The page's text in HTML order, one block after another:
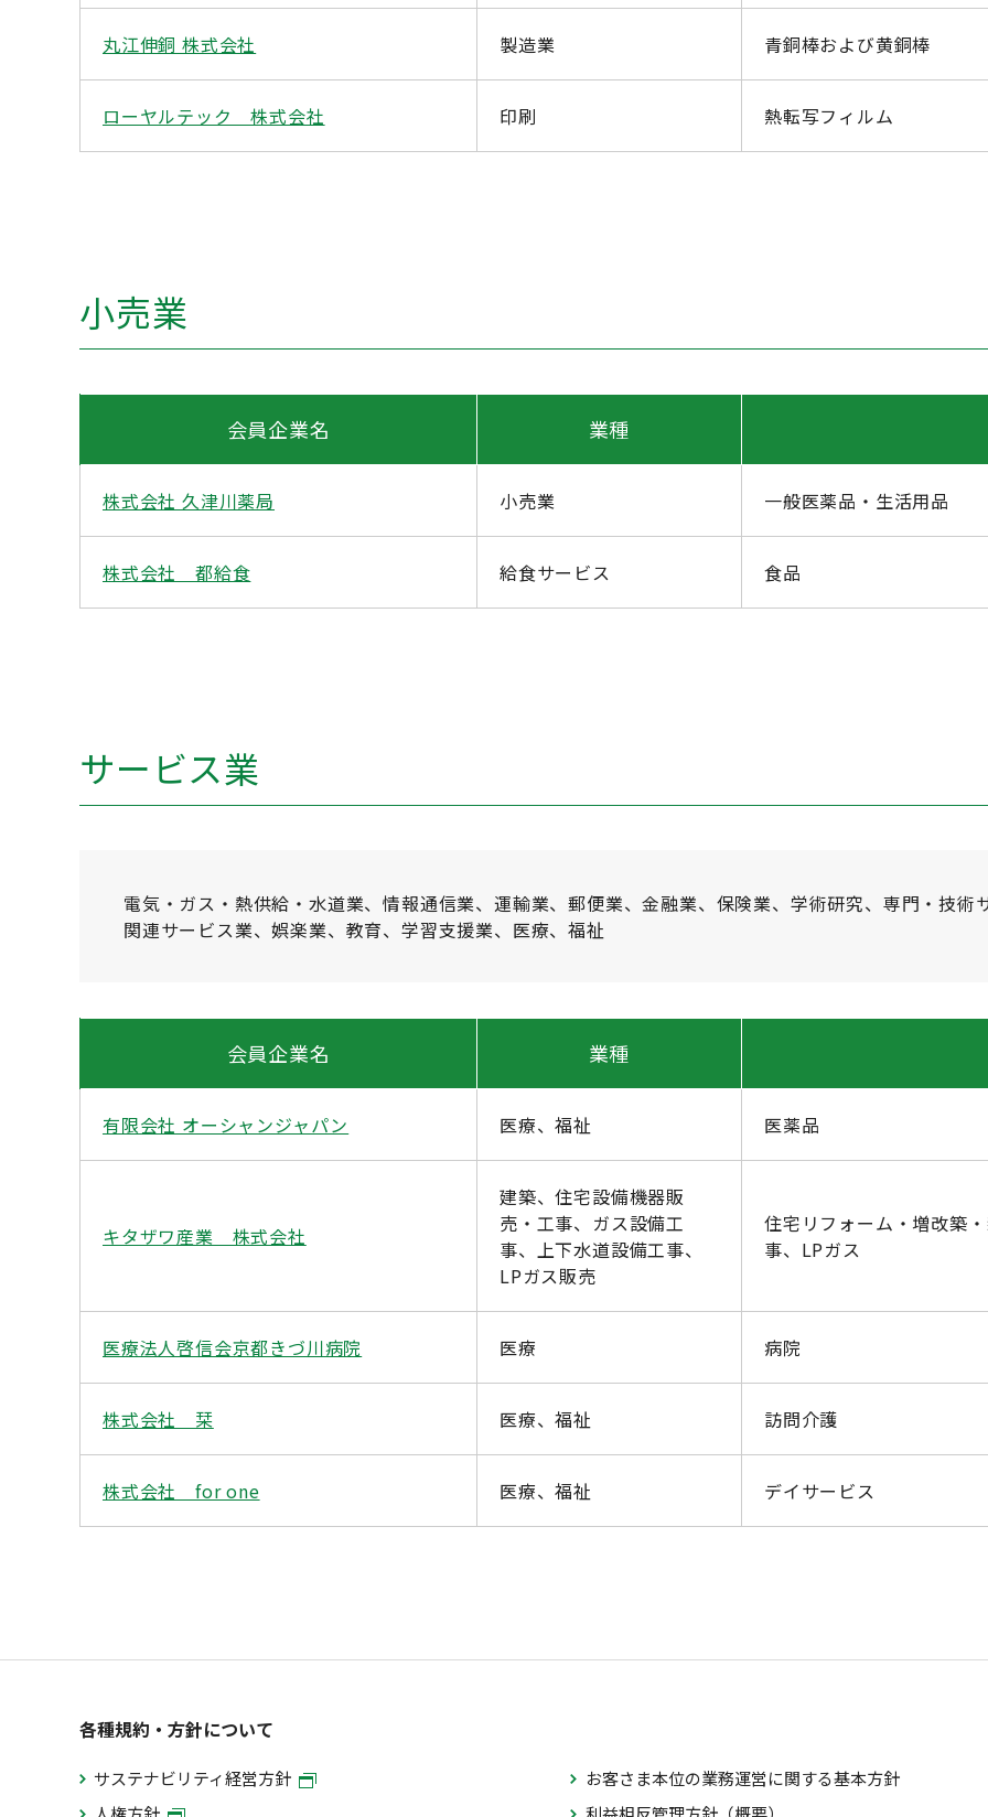
丸江伸銅 株式会社 製造業 青銅棒および黄銅棒
ローヤルテック 株式会社 印刷 熱転写フィルム
小売業
会員企業名 業種
株式会社 久津川薬局 小売業 一般医薬品・生活用品
株式会社 都給食 給食サービス 食品
サービス業
電気・ガス・熱供給・水道業、情報通信業、運輸業、郵便業、金融業、保険業、学術研究、専門・技
関連サービス業、娯楽業、教育、学習支援業、医療、福祉
会員企業名 業種
有限会社 オーシャンジャパン 医療、福祉 医薬品
キタザワ産業 株式会社
建築、住宅設備機器販
売・工事、ガス設備工
事、上下水道設備工事、
LPガス販売
住宅リフォーム・増改築
事、LPガス
医療法人啓信会京都きづ川病院 医療 病院
株式会社 栞 医療、福祉 訪問介護
株式会社 for one 医療、福祉 デイサービス
各種規約・方針について
サステナビリティ経営方針
お客さま本位の業務運営に関する基本方針